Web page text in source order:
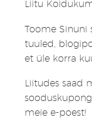
Liitu
Toome Sinuni
tuuled,
et üle korra
Liitudes saad
meie e-poest!